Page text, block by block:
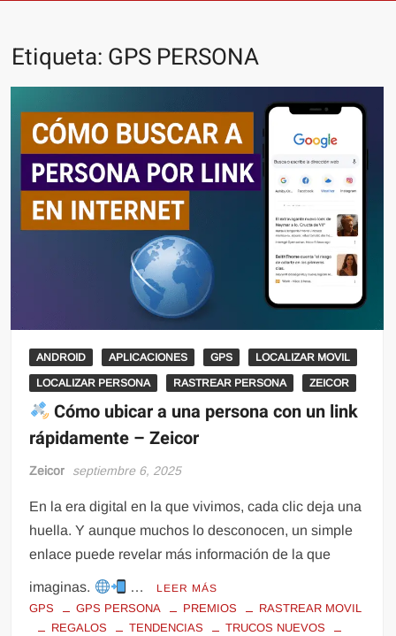
Etiqueta: GPS PERSONA
ANDROID APLICACIONES GPS LOCALIZAR MOVIL
LOCALIZAR PERSONA RASTREAR PERSONA ZEICOR
Cómo ubicar a una persona con un link
rápidamente – Zeicor
Zeicor septiembre 6, 2025
En la era digital en la que vivimos, cada clic deja una
huella. Y aunque muchos lo desconocen, un simple
enlace puede revelar más información de la que
imaginas. … LEER MÁS
GPS GPS PERSONA PREMIOS
RASTREAR MOVIL
REGALOS
TENDENCIAS
TRUCOS NUEVOS